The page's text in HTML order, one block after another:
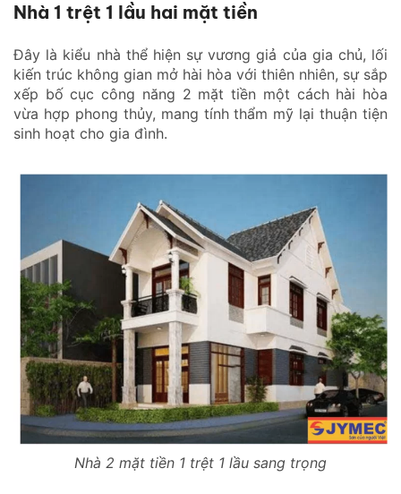
Nhà 1 trệt 1 lầu hai mặt tiền
Đây là kiểu nhà thể hiện sự vương giả của gia chủ, lối
kiến trúc không gian mở hài hòa với thiên nhiên, sự sắp
xếp bố cục công năng 2 mặt tiền một cách hài hòa
vừa hợp phong thủy, mang tính thẩm mỹ lại thuận tiện
sinh hoạt cho gia đình.
Nhà 2 mặt tiền 1 trệt 1 lầu sang trọng